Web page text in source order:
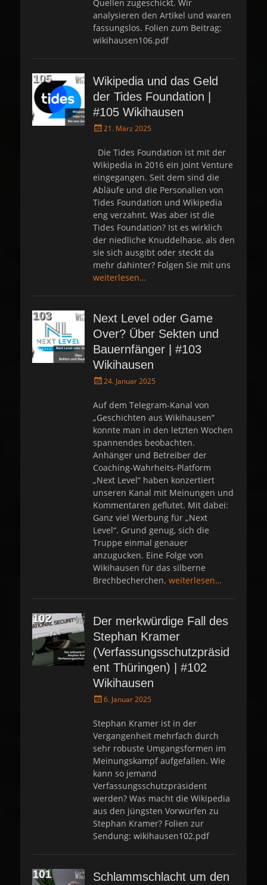
Quellen zugeschickt. Wir
analysieren den Artikel und waren
fassungslos. Folien zum Beitrag:
wikihausen106.pdf
Wikipedia und das Geld
der Tides Foundation |
#105 Wikihausen
P
t
e
d
o
n
21. März 2025
Die Tides Foundation ist mit der
Wikipedia in 2016 ein Joint Venture
eingegangen. Seit dem sind die
Abläufe und die Personalien von
Tides Foundation und Wikipedia
eng verzahnt. Was aber ist die
Tides Foundation? Ist es wirklich
der niedliche Knuddelhase, als den
sie sich ausgibt oder steckt da
mehr dahinter? Folgen Sie mit uns
weiterlesen…
Next Level oder Game
Over? Über Sekten und
Bauernfänger | #103
Wikihausen
P
s
e
d
o
n
24. Januar 2025
Auf dem Telegram-Kanal von
„Geschichten aus Wikihausen“
konnte man in den letzten Wochen
spannendes beobachten.
Anhänger und Betreiber der
Coaching-Wahrheits-Platform
„Next Level“ haben konzertiert
unseren Kanal mit Meinungen und
Kommentaren geflutet. Mit dabei:
Ganz viel Werbung für „Next
Level“. Grund genug, sich die
Truppe einmal genauer
anzugucken. Eine Folge von
Wikihausen für das silberne
Brechbecherchen. weiterlesen…
Der merkwürdige Fall des
Stephan Kramer
(Verfassungsschutzpräsid
ent Thüringen) | #102
Wikihausen
P
s
t
e
d
o
n
6. Januar 2025
Stephan Kramer ist in der
Vergangenheit mehrfach durch
sehr robuste Umgangsformen im
Meinungskampf aufgefallen. Wie
kann so jemand
Verfassungsschutzpräsident
werden? Was macht die Wikipedia
aus den jüngsten Vorwürfen zu
Stephan Kramer? Folien zur
Sendung: wikihausen102.pdf
Schlammschlacht um den